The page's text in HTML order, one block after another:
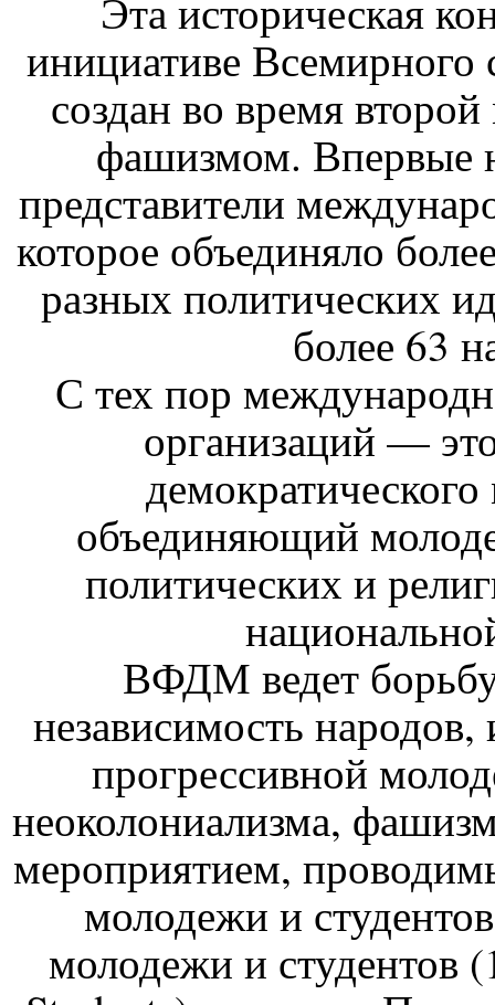
Эта историческая
инициативе
создан во время
фашизмом. Впервые
представители
которое объединяло
разных политических
более 63
С тех пор
организаций —
объединяющий
политических и
ВФДМ ведет
независимость
прогрессивной
неоколониализма,
мероприятием,
молодежи и
молодежи и студентов